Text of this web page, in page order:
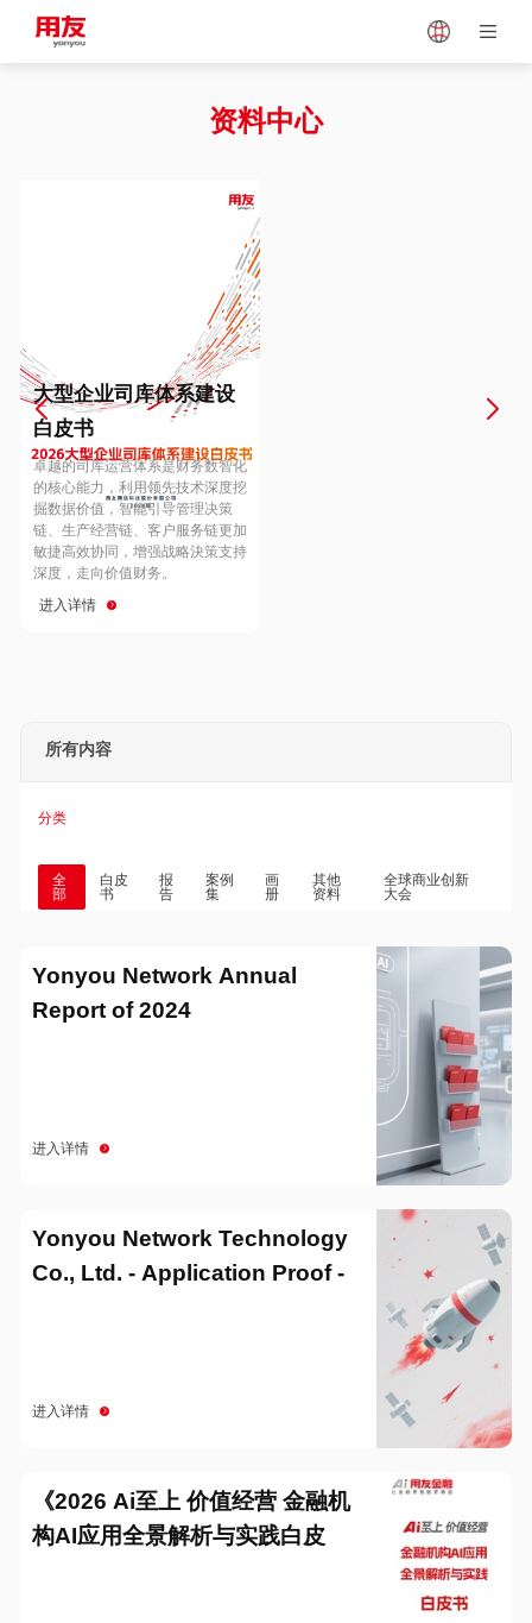
Vietnam
Europe
Hungary
Hong Kong
资料中心
大型企业司库体系建设
白皮书
卓越的司库运营体系是财务数智化
的核心能力，利用领先技术深度挖
掘数据价值，智能引导管理决策
链、生产经营链、客户服务链更加
敏捷高效协同，增强战略決策支持
深度，走向价值财务。
进入详情
所有内容
分类
全
部
白皮
书
报
告
案例
集
画
册
其他
资料
全球商业创新
大会
Yonyou Network Annual
Report of 2024
进入详情
Yonyou Network Technology
Co., Ltd. - Application Proof -
进入详情
《2026 Ai至上 价值经营 金融机
构AI应用全景解析与实践白皮